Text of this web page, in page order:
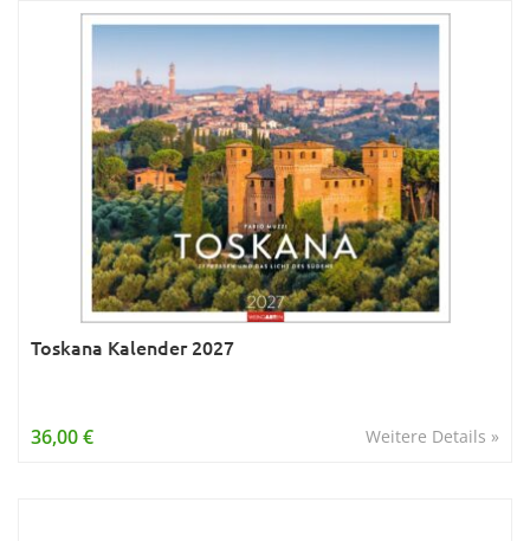
Toskana Kalender 2027
Weitere Details »
36,00 €